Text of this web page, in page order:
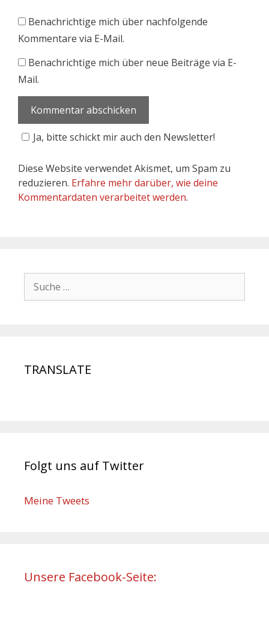
Benachrichtige mich über nachfolgende
Kommentare via E-Mail.
Benachrichtige mich über neue Beiträge via E-
Mail.
Ja, bitte schickt mir auch den Newsletter!
Diese Website verwendet Akismet, um Spam zu
reduzieren. Erfahre mehr darüber, wie deine
Kommentardaten verarbeitet werden.
TRANSLATE
Folgt uns auf Twitter
Meine Tweets
Unsere Facebook-Seite: